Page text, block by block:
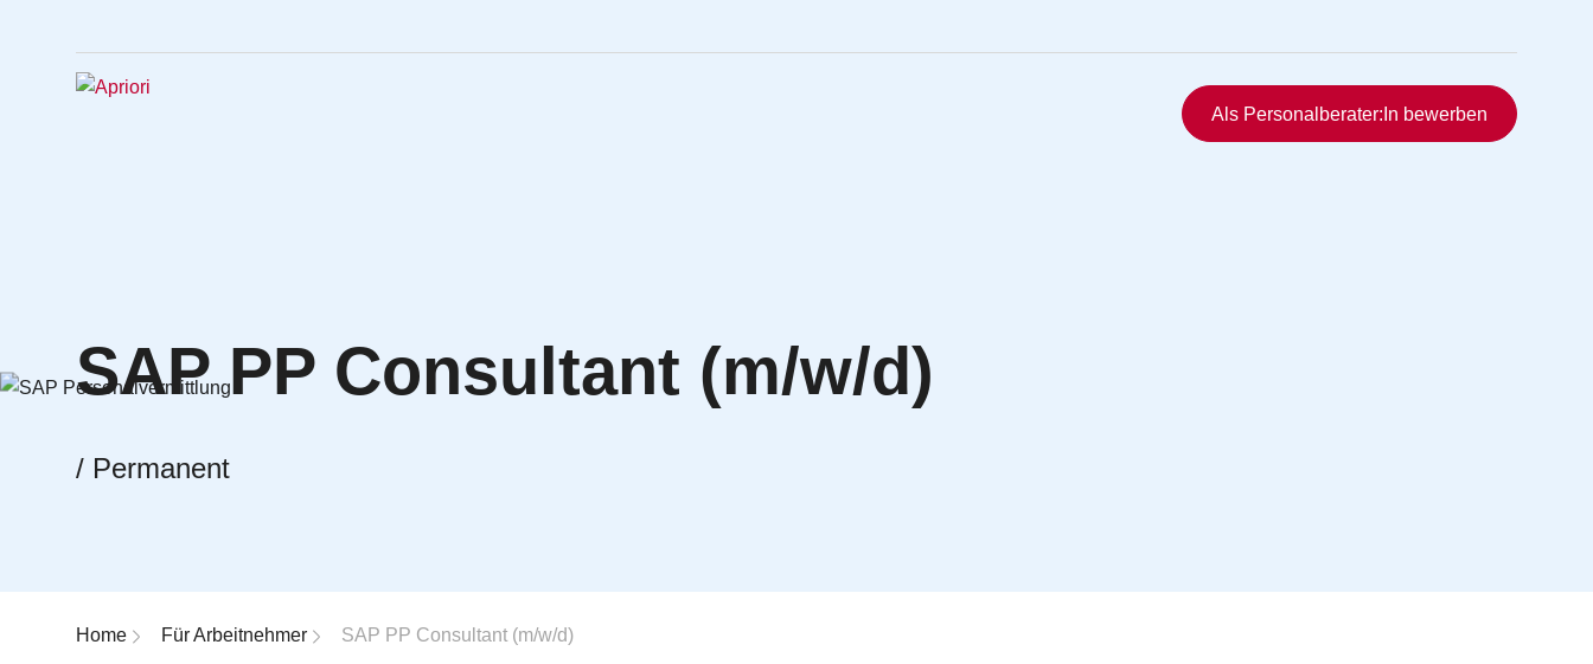
Schnellzugriff
HR:LAB Lösungen
Als Personalberater:In bewerben
SAP PP Consultant (m/w/d)
/ Permanent
Breadcrumb-Navigation
Home Für Arbeitnehmer SAP PP Consultant (m/w/d)